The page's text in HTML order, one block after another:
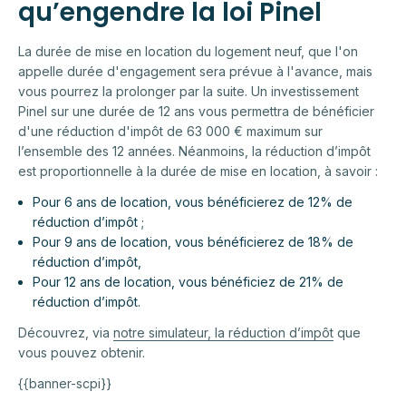
qu’engendre la loi Pinel
La durée de mise en location du logement neuf, que l'on
appelle durée d'engagement sera prévue à l'avance, mais
vous pourrez la prolonger par la suite. Un investissement
Pinel sur une durée de 12 ans vous permettra de bénéficier
d'une réduction d'impôt de 63 000 € maximum sur
l’ensemble des 12 années. Néanmoins, la réduction d’impôt
est proportionnelle à la durée de mise en location, à savoir :
Pour 6 ans de location, vous bénéficierez de 12% de
réduction d’impôt ;
Pour 9 ans de location, vous bénéficierez de 18% de
réduction d’impôt,
Pour 12 ans de location, vous bénéficiez de 21% de
réduction d’impôt.
Découvrez, via notre simulateur, la réduction d’impôt que
vous pouvez obtenir.
{{banner-scpi}}